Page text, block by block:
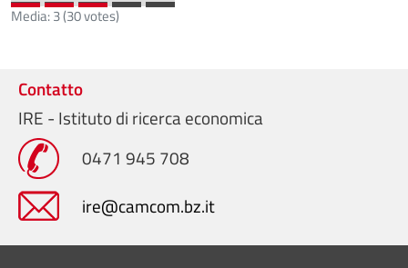
Media:3(30votes)
Contatto
IRE - Istituto di ricerca economica
0471 945 708
ire@camcom.bz.it